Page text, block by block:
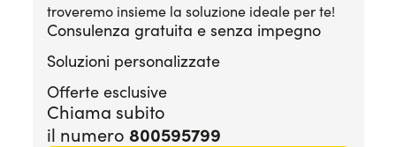
troveremo insieme la soluzione ideale per te!
Consulenza gratuita e senza impegno
Soluzioni personalizzate
Offerte esclusive
Chiama subito
il numero 800595799